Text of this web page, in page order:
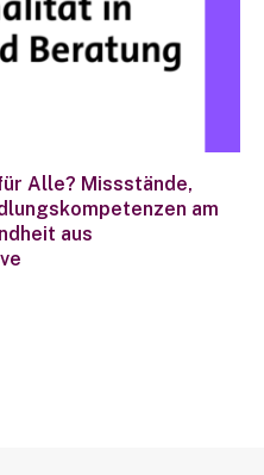
Alle? Missstände,
am
aus